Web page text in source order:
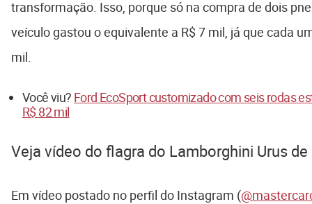
transformação. Isso, porque só na compra de dois
veículo gastou o equivalente a R$ 7 mil, já que cada
mil.
Você viu? Ford EcoSport customizado com seis rodas
R$ 82 mil
Veja vídeo do flagra do Lamborghini Urus
Em vídeo postado no perfil do Instagram (